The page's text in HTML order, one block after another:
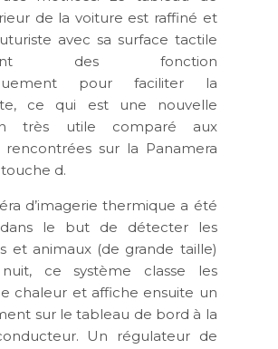
de la voiture est raffiné et
avec sa surface tactile
des fonction
pour faciliter la
ce qui est une nouvelle
très utile comparé aux
rencontrées sur la Panamera
d.
d’imagerie thermique a été
dans le but de détecter les
et animaux (de grande taille)
ce système classe les
chaleur et affiche ensuite un
sur le tableau de bord à la
Un régulateur de